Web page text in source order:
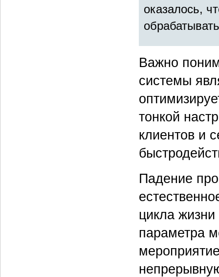
оказалось,
Важно
системы
тонкой
клиентов и
Падение
цикла
параметра